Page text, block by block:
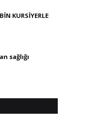
KURSİYERLE
sağlığı